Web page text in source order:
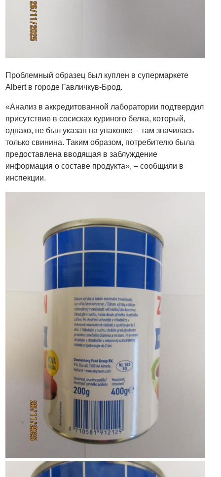
Проблемный образец был куплен в супермаркете
Albert в городе Гавличкув-Брод.
«Анализ в аккредитованной лаборатории подтвердил
присутствие в сосисках куриного белка, который,
однако, не был указан на упаковке – там значилась
только свинина. Таким образом, потребителю была
предоставлена вводящая в заблуждение
информация о составе продукта», – сообщили в
инспекции.